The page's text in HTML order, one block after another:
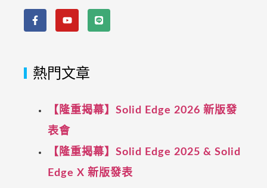
熱門文章
【隆重揭幕】Solid Edge 2026 新版發
表會
【隆重揭幕】Solid Edge 2025 & Solid
Edge X 新版發表